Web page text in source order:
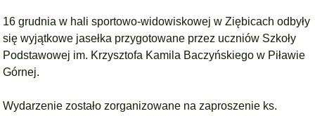
16 grudnia w hali sportowo-widowiskowej w Ziębicach odbyły
się wyjątkowe jasełka przygotowane przez uczniów Szkoły
Podstawowej im. Krzysztofa Kamila Baczyńskiego w Piławie
Górnej.
Wydarzenie zostało zorganizowane na zaproszenie ks.